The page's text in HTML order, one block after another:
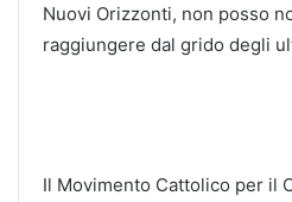
Nuovi Orizzonti, non posso
raggiungere dal grido degli
Il Movimento Cattolico per il